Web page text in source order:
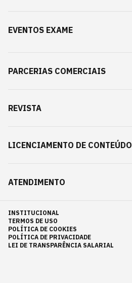
EVENTOS EXAME
PARCERIAS COMERCIAIS
REVISTA
LICENCIAMENTO DE CONTEÚDO
ATENDIMENTO
INSTITUCIONAL
TERMOS DE USO
POLÍTICA DE COOKIES
POLÍTICA DE PRIVACIDADE
LEI DE TRANSPARÊNCIA SALARIAL